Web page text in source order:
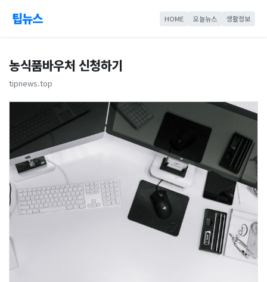
팁뉴스 HOME 오늘뉴스 생활정보
농식품바우처 신청하기
tipnews.top